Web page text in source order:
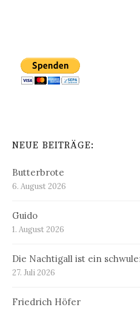
NEUE BEITRÄGE:
Butterbrote
6. August 2026
Guido
1. August 2026
Die Nachtigall ist ein
27. Juli 2026
Friedrich Höfer